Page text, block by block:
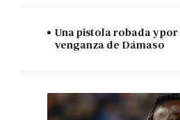
Una pistola robada y
venganza de Dámaso